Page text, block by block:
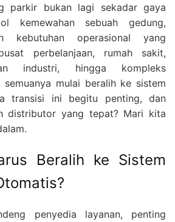
parkir bukan lagi sekadar gaya
kemewahan sebuah gedung,
kebutuhan operasional yang
perbelanjaan, rumah sakit,
industri, hingga kompleks
semuanya mulai beralih ke sistem
transisi ini begitu penting, dan
distributor yang tepat? Mari kita
Beralih ke Sistem
penyedia layanan, penting